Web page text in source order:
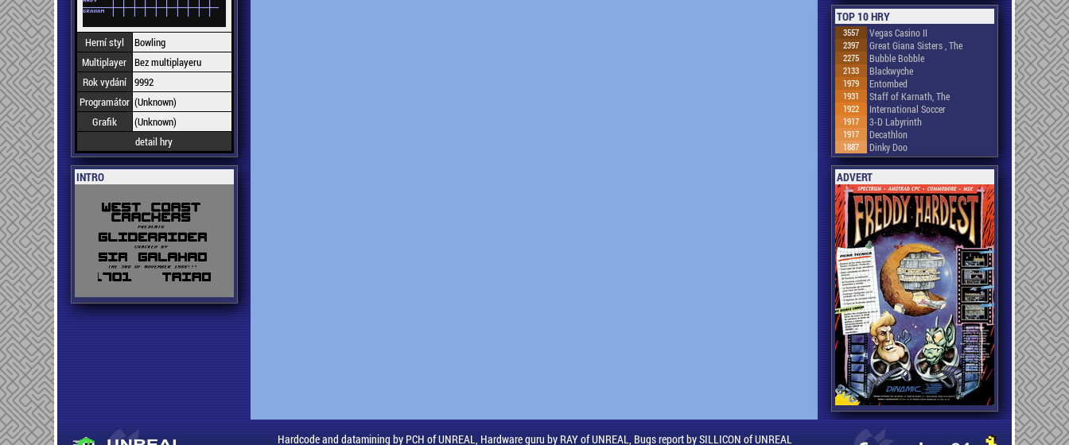
Herní styl
Bowling
Multiplayer Bez multiplayeru
Rok vydání 9992
Programátor (Unknown)
Grafik
(Unknown)
detail hry
INTRO
TOP 10 HRY
3557 Vegas Casino II
2397 Great Giana Sisters , The
2275 Bubble Bobble
2133 Blackwyche
1979 Entombed
1931 Staff of Karnath, The
1922 International Soccer
1917 3-D Labyrinth
1917 Decathlon
1887 Dinky Doo
ADVERT
Hardcode and datamining by PCH of UNREAL, Hardware guru by RAY of UNREAL, Bugs report by SILLICON of UNREAL